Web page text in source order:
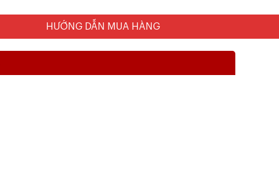
HƯỚNG DẪN MUA HÀNG